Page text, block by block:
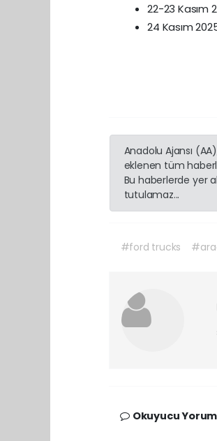
22-23 Kasım
24 Kasım
Anadolu Ajansı
eklenen tüm
Bu haberlerde yer
tutulamaz...
#ford trucks
Okuyucu